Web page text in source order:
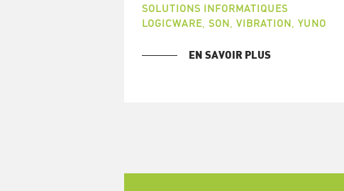
SOLUTIONS INFORMATIQUES
LOGICWARE, SON VIBRATION YUNO
EN SAVOIR PLUS